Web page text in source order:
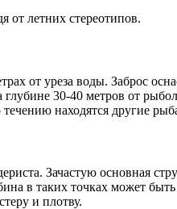
летних стереотипов.
от уреза воды. Заброс
30-40 метров от
находятся другие
Зачастую основная
в таких точках может
и плотву.